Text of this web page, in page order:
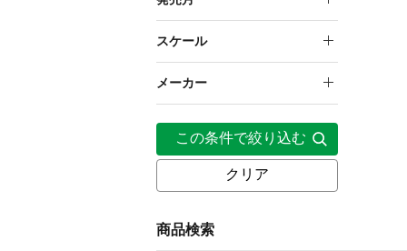
2018年7月
スケール
1/8
メーカー
壽屋
この条件で絞り込む
クリア
商品検索